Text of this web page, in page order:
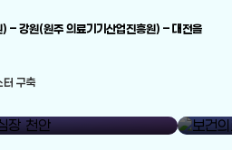
– 강원(원주 의료기기산업진흥원) – 대전을
터 구축